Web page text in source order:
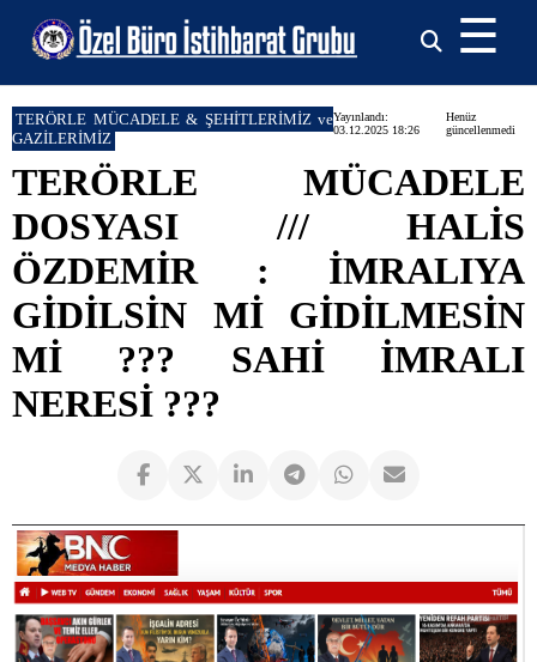
☰
TERÖRLE MÜCADELE & ŞEHİTLERİMİZ ve
GAZİLERİMİZ
Yayınlandı:
03.12.2025 18:26
Henüz
güncellenmedi
TERÖRLE MÜCADELE
DOSYASI /// HALİS
ÖZDEMİR : İMRALIYA
GİDİLSİN Mİ GİDİLMESİN
Mİ ??? SAHİ İMRALI
NERESİ ???